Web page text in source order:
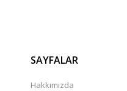
SAYFALAR
Hakkımızda